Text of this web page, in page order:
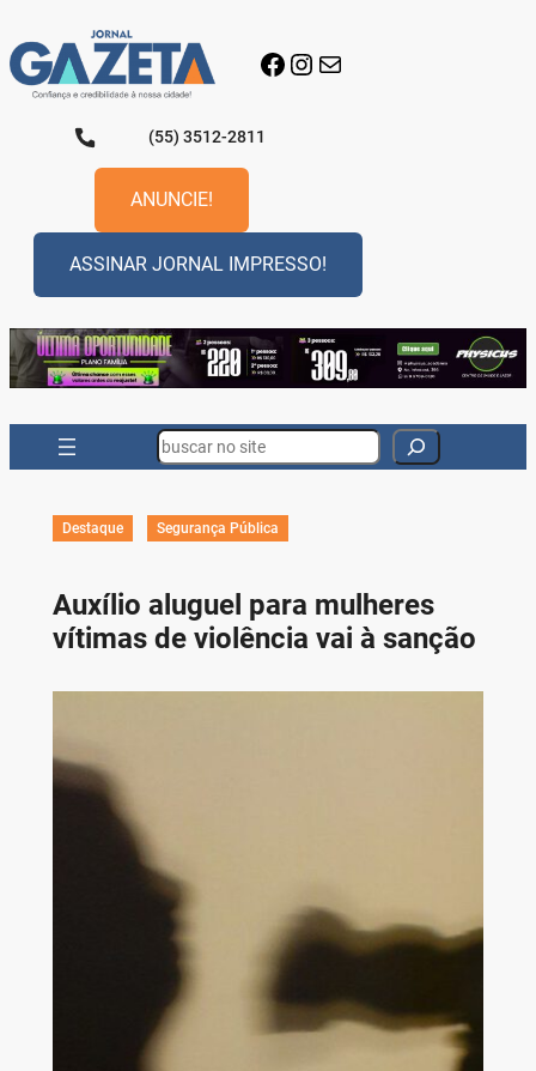
para
o
conteúdo
Facebook
Instagram
E-mail
(55) 3512-2811
ANUNCIE!
ASSINAR JORNAL IMPRESSO!
Search
Destaque Segurança Pública
Auxílio aluguel para mulheres
vítimas de violência vai à sanção